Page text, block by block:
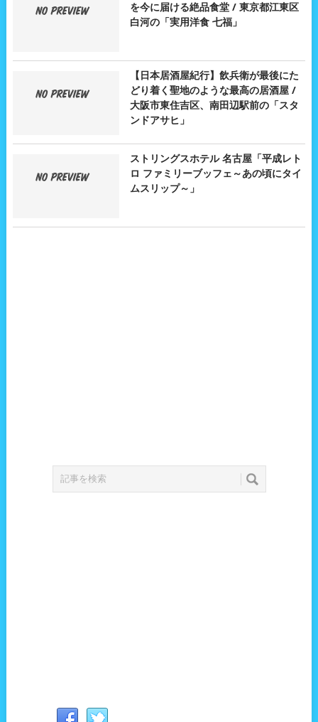
を今に届ける絶品食堂 / 東京都江東区
白河の「実用洋食 七福」
【日本居酒屋紀行】飲兵衛が最後にた
どり着く聖地のような最高の居酒屋 /
大阪市東住吉区、南田辺駅前の「スタ
ンドアサヒ」
ストリングスホテル 名古屋「平成レト
ロ ファミリーブッフェ～あの頃にタイ
ムスリップ～」